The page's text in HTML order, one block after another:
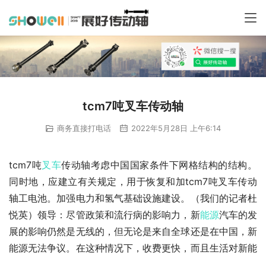
tcm7吨叉车传动轴
商务直接打电话 2022年5月28日 上午6:14
tcm7吨叉车传动轴考虑中国国家条件下网格结构的结构。
同时地，应建立有关规定，用于恢复和加tcm7吨叉车传动
轴工电池。加强电力和氢气基础设施建设。（我们的记者杜
悦英）领导：尽管政策和流行病的影响力，新能源汽车的发
展的影响仍然是无线的，但无论是来自全球还是在中国，新
能源无法争议。在这种情况下，收费更快，而且生活对新能